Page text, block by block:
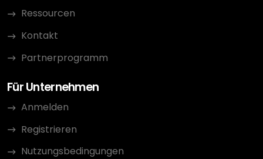
Ressourcen
Kontakt
Partnerprogramm
Für Unternehmen
Anmelden
Registrieren
Nutzungsbedingungen